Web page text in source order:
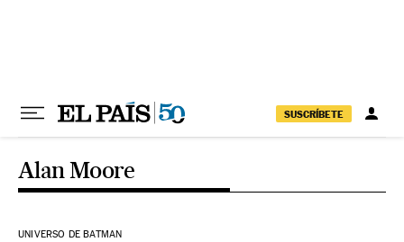
SUSCRÍBETE
Alan Moore
UNIVERSO DE BATMAN